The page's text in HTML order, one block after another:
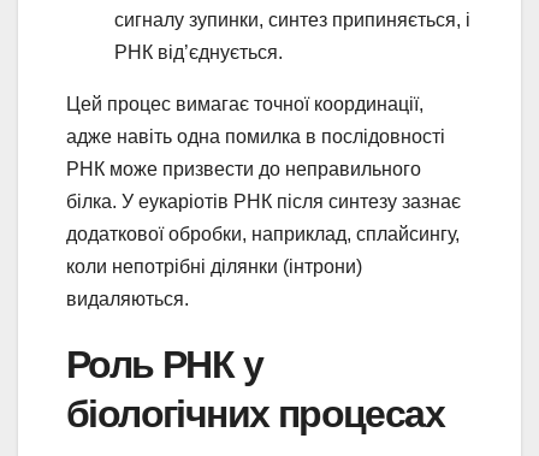
сигналу зупинки, синтез припиняється, і
РНК від’єднується.
Цей процес вимагає точної координації,
адже навіть одна помилка в послідовності
РНК може призвести до неправильного
білка. У еукаріотів РНК після синтезу зазнає
додаткової обробки, наприклад, сплайсингу,
коли непотрібні ділянки (інтрони)
видаляються.
Роль РНК у
біологічних процесах